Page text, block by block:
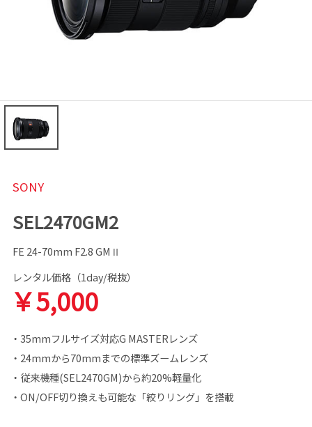
SONY
SEL2470GM2
FE 24-70mm F2.8 GMⅡ
レンタル価格（1day/税抜）
￥5,000
・35mmフルサイズ対応G MASTERレンズ
・24mmから70mmまでの標準ズームレンズ
・従来機種(SEL2470GM)から約20%軽量化
・ON/OFF切り換えも可能な「絞りリング」を搭載